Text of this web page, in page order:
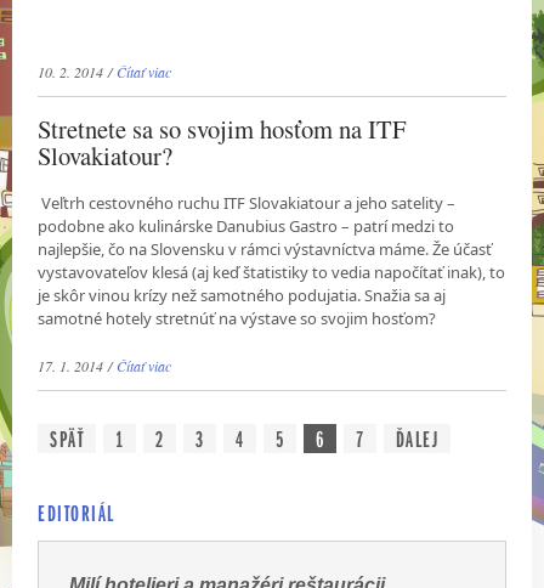
10. 2. 2014 /Čítať viac
Stretnete sa so svojim hosťom na ITF
Slovakiatour?
Veľtrh cestovného ruchu ITF Slovakiatour a jeho satelity –
podobne ako kulinárske Danubius Gastro – patrí medzi to
najlepšie, čo na Slovensku v rámci výstavníctva máme. Že účasť
vystavovateľov klesá (aj keď štatistiky to vedia napočítať inak), to
je skôr vinou krízy než samotného podujatia. Snažia sa aj
samotné hotely stretnúť na výstave so svojim hosťom?
17. 1. 2014 /Čítať viac
SPÄŤ 1 2 3 4 5 6 7 ĎALEJ
EDITORIÁL